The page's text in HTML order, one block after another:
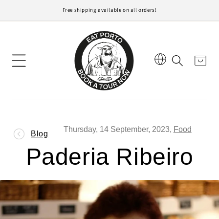
Inhalt
Free shipping available on all orders!
Blog Thursday, 14 September, 2023, Food
Paderia Ribeiro